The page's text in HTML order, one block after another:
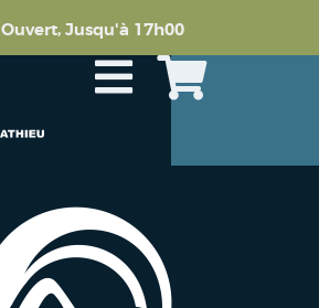
Ouvert, Jusqu'à 17h00